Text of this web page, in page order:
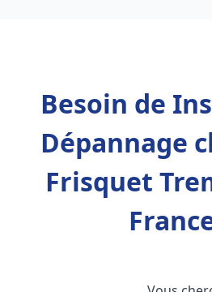
Besoin de
Dépannage
Frisquet